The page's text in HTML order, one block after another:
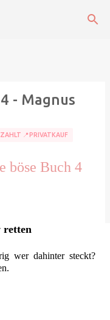
- Magnus
📍PRIVATKAUF
böse Buch 4
retten
wer dahinter steckt?